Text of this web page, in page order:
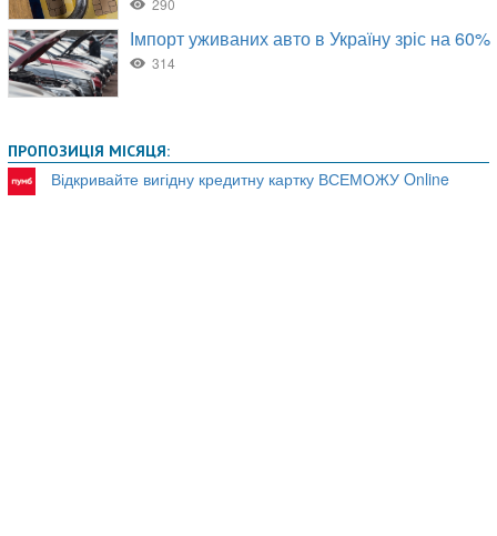
ПРОПОЗИЦІЯ МІСЯЦЯ:
Відкривайте вигідну кредитну картку ВСЕМОЖУ Online